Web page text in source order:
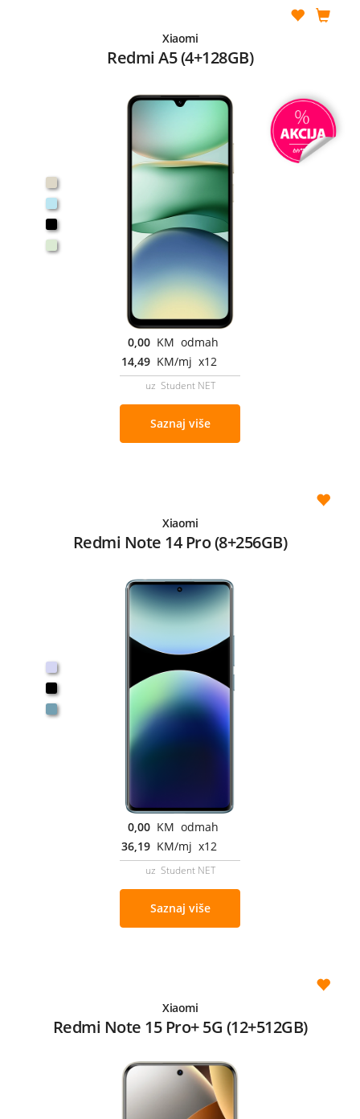
Xiaomi
Redmi A5 (4+128GB)
0,00 KM odmah
14,49 KM/mj x12
uz Student NET
Saznaj više
Xiaomi
Redmi Note 14 Pro (8+256GB)
0,00 KM odmah
36,19 KM/mj x12
uz Student NET
Saznaj više
Xiaomi
Redmi Note 15 Pro+ 5G (12+512GB)